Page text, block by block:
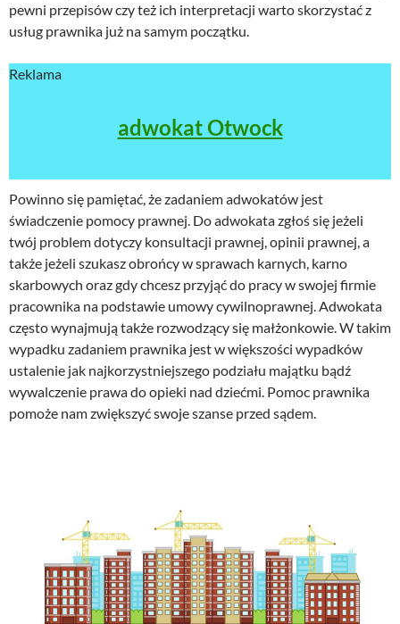
pewni przepisów czy też ich interpretacji warto skorzystać z
usług prawnika już na samym początku.
Reklama
adwokat Otwock
Powinno się pamiętać, że zadaniem adwokatów jest
świadczenie pomocy prawnej. Do adwokata zgłoś się jeżeli
twój problem dotyczy konsultacji prawnej, opinii prawnej, a
także jeżeli szukasz obrońcy w sprawach karnych, karno
skarbowych oraz gdy chcesz przyjąć do pracy w swojej firmie
pracownika na podstawie umowy cywilnoprawnej. Adwokata
często wynajmują także rozwodzący się małżonkowie. W takim
wypadku zadaniem prawnika jest w większości wypadków
ustalenie jak najkorzystniejszego podziału majątku bądź
wywalczenie prawa do opieki nad dziećmi. Pomoc prawnika
pomoże nam zwiększyć swoje szanse przed sądem.